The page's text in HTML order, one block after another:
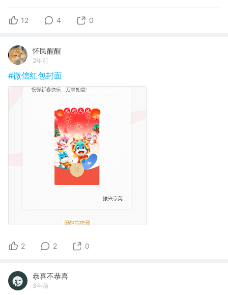
12 4 0
怀民醒醒
2年前
#微信红包封面
2 2 0
恭喜不恭喜
3年前